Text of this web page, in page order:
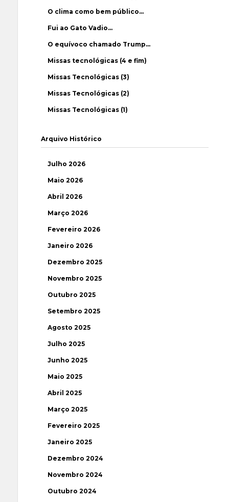
O clima como bem público…
Fui ao Gato Vadio…
O equívoco chamado Trump…
Missas tecnológicas (4 e fim)
Missas Tecnológicas (3)
Missas Tecnológicas (2)
Missas Tecnológicas (1)
Arquivo Histórico
Julho 2026
Maio 2026
Abril 2026
Março 2026
Fevereiro 2026
Janeiro 2026
Dezembro 2025
Novembro 2025
Outubro 2025
Setembro 2025
Agosto 2025
Julho 2025
Junho 2025
Maio 2025
Abril 2025
Março 2025
Fevereiro 2025
Janeiro 2025
Dezembro 2024
Novembro 2024
Outubro 2024